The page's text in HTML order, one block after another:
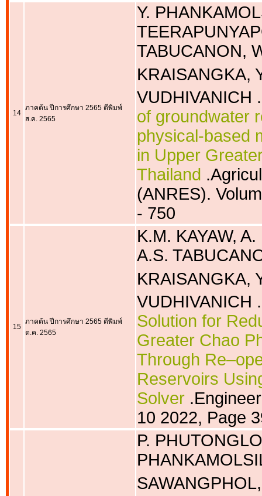
14
ภาคต้น ปีการศึกษา 2565 ตีพิมพ์
ส.ค. 2565
Y.
TABUCANON,
KRAISANGKA,
VUDHIVANICH
of groundwater
physical-based
in Upper
Thailand
(ANRES).
- 750
15
ภาคต้น ปีการศึกษา 2565 ตีพิมพ์
ต.ค. 2565
K.M. KAYAW,
A.S.
KRAISANGKA,
VUDHIVANICH
Solution for
Greater Chao
Through
Reservoirs
Solver
10 2022, Page
P.